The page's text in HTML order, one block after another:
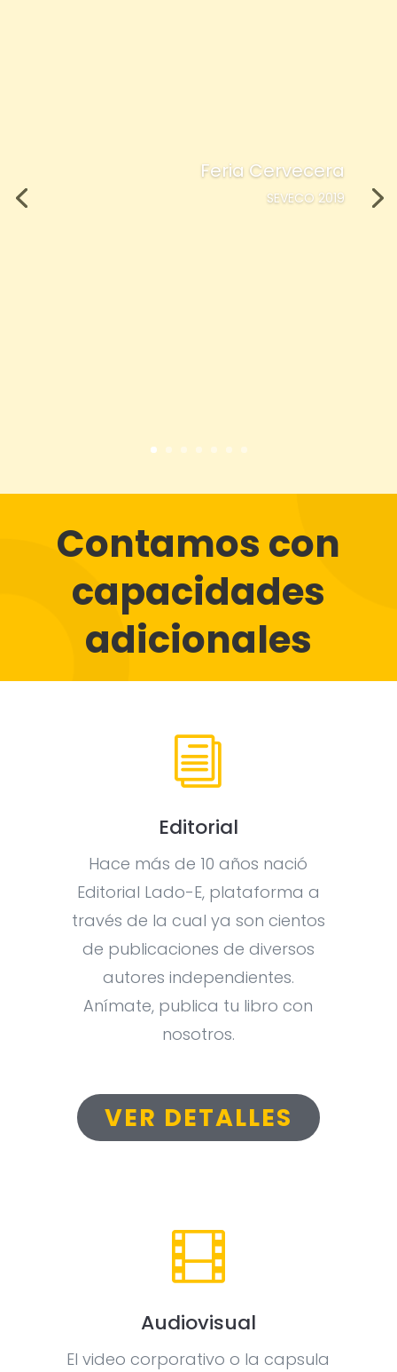
Feria Cervecera
SEVECO 2019
Contamos con
capacidades
adicionales
i
Editorial
Hace más de 10 años nació
Editorial Lado-E, plataforma a
través de la cual ya son cientos
de publicaciones de diversos
autores independientes.
Anímate, publica tu libro con
nosotros.
VER DETALLES

Audiovisual
El video corporativo o la capsula